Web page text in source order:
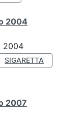
2004
2004
SIGARETTA
2007